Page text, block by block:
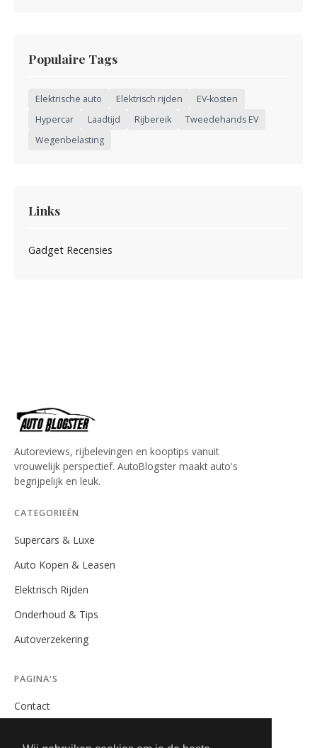
Populaire Tags
Elektrische auto Elektrisch rijden
EV-kosten
Hypercar
Laadtijd Rijbereik
Tweedehands EV
Wegenbelasting
Links
Gadget Recensies
Autoreviews, rijbelevingen en kooptips vanuit
vrouwelijk perspectief. AutoBlogster maakt auto's
begrijpelijk en leuk.
CATEGORIEËN
Supercars & Luxe
Auto Kopen & Leasen
Elektrisch Rijden
Onderhoud & Tips
Autoverzekering
PAGINA'S
Contact